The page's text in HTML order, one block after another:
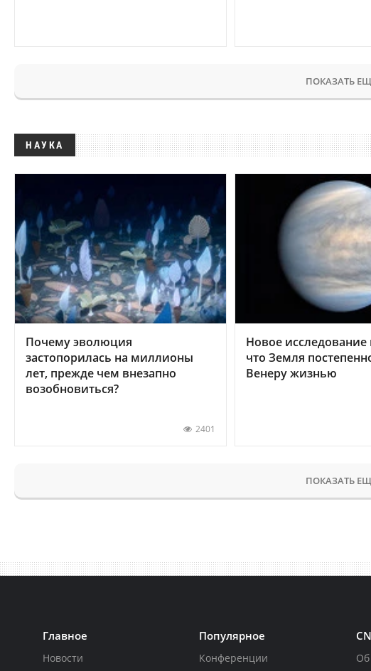
ПОКАЗАТЬ
НАУКА
Почему эволюция
застопорилась на миллионы
лет, прежде чем внезапно
возобновиться?
2401
Новое исследование
что Земля
Венеру жизнью
ПОКАЗАТЬ
Главное
Новости
Популярное
Конференции